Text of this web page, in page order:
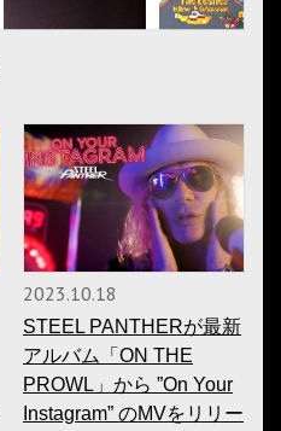
2023.10.18
STEEL PANTHERが最新
アルバム「ON THE
PROWL」から ”On Your
Instagram” のMVをリリー